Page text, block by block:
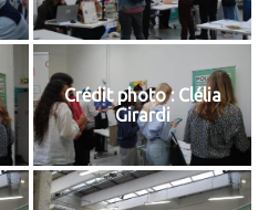
Crédit photo : Clélia
Girardi